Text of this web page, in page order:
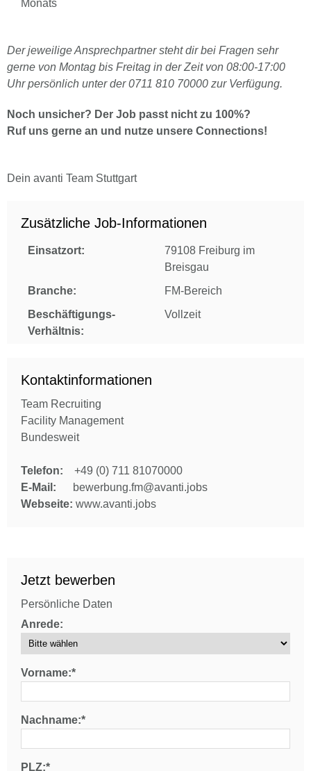
Monats
Der jeweilige Ansprechpartner steht dir bei Fragen sehr
gerne von Montag bis Freitag in der Zeit von 08:00-17:00
Uhr persönlich unter der 0711 810 70000 zur Verfügung.
Noch unsicher? Der Job passt nicht zu 100%?
Ruf uns gerne an und nutze unsere Connections!
Dein avanti Team Stuttgart
Zusätzliche Job-Informationen
Einsatzort:
79108 Freiburg im
Breisgau
Branche:
FM-Bereich
Beschäftigungs-
Verhältnis:
Vollzeit
Kontaktinformationen
Team Recruiting
Facility Management
Bundesweit
Telefon:
+49 (0) 711 81070000
E-Mail: bewerbung.fm@avanti.jobs
Webseite: www.avanti.jobs
Jetzt bewerben
Persönliche Daten
Anrede:
Vorname:*
Nachname:*
PLZ:*